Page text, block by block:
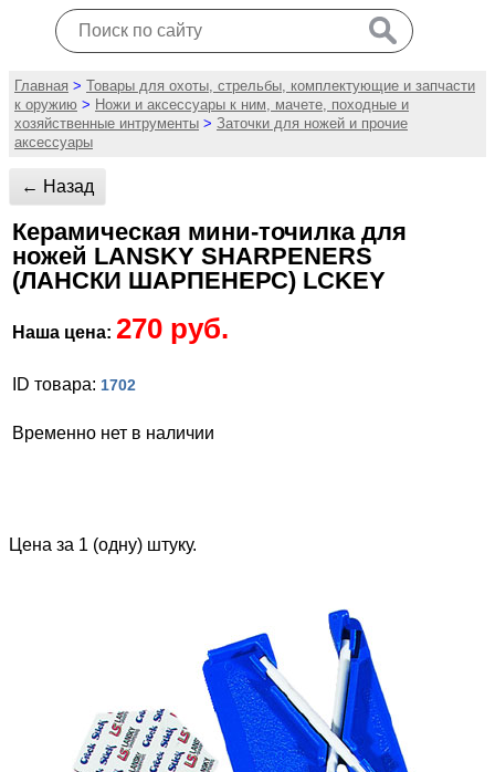
Главная > Товары для охоты, стрельбы, комплектующие и запчасти
к оружию > Ножи и аксессуары к ним, мачете, походные и
хозяйственные интрументы > Заточки для ножей и прочие
аксессуары
← Назад
Керамическая мини-точилка для
ножей LANSKY SHARPENERS
(ЛАНСКИ ШАРПЕНЕРС) LCKEY
Наша цена: 270 руб.
ID товара: 1702
Временно нет в наличии
Цена за 1 (одну) штуку.